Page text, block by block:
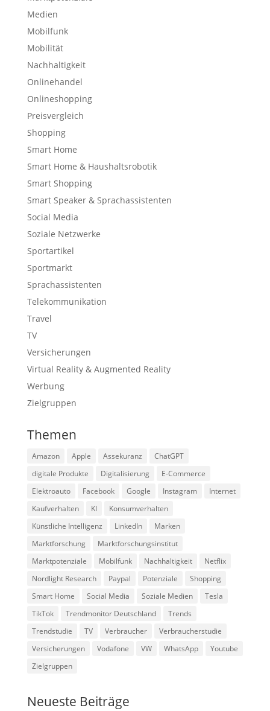
Medien
Mobilfunk
Mobilität
Nachhaltigkeit
Onlinehandel
Onlineshopping
Preisvergleich
Shopping
Smart Home
Smart Home & Haushaltsrobotik
Smart Shopping
Smart Speaker & Sprachassistenten
Social Media
Soziale Netzwerke
Sportartikel
Sportmarkt
Sprachassistenten
Telekommunikation
Travel
TV
Versicherungen
Virtual Reality & Augmented Reality
Werbung
Zielgruppen
Themen
Amazon Apple Assekuranz
ChatGPT
digitale Produkte
Digitalisierung
E-Commerce
Elektroauto
Facebook Google Instagram
Internet
Kaufverhalten
KI
Konsumverhalten
Künstliche Intelligenz
LinkedIn
Marken
Marktforschung
Marktforschungsinstitut
Marktpotenziale
Mobilfunk Nachhaltigkeit
Netflix
Nordlight Research
Paypal Potenziale
Shopping
Smart Home
Social Media Soziale Medien
Tesla
TikTok
Trendmonitor Deutschland
Trends
Trendstudie
TV Verbraucher
Verbraucherstudie
Versicherungen
Vodafone VW WhatsApp
Youtube
Zielgruppen
Neueste Beiträge